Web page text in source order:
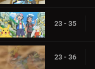
23 - 35
23 - 36